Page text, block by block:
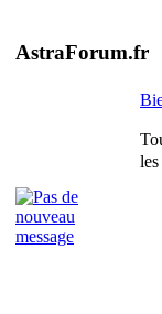
AstraForum.fr